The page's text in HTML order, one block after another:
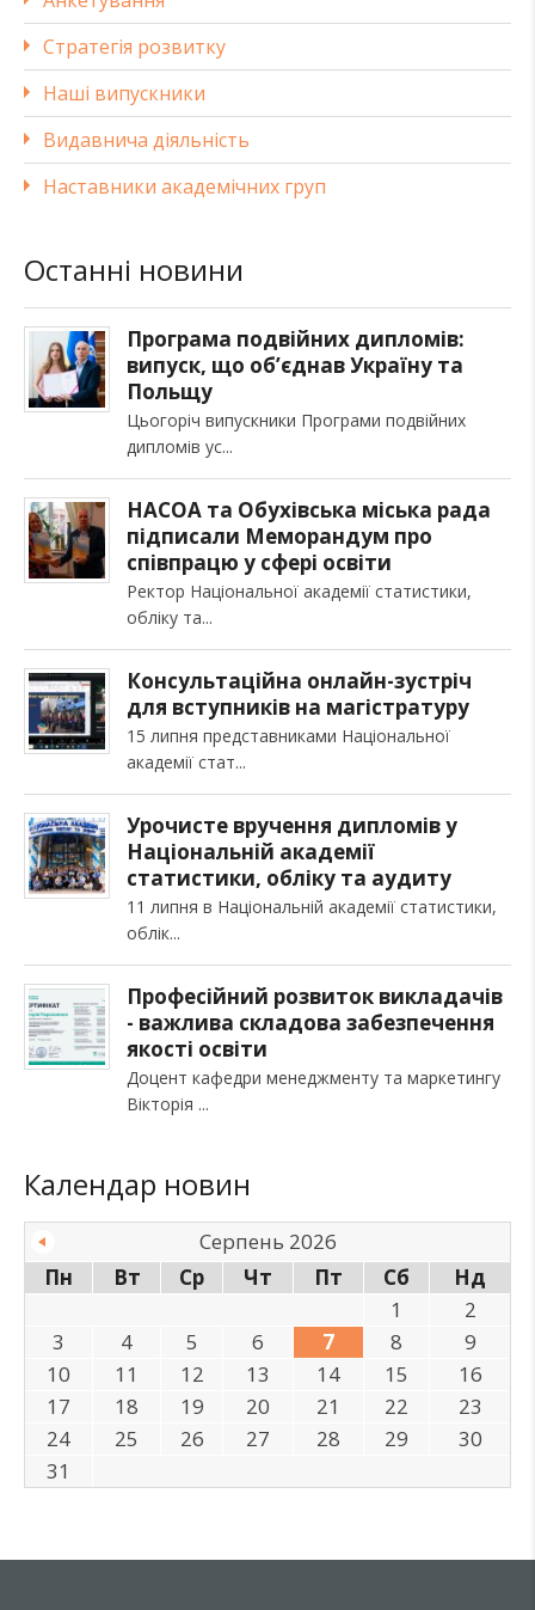
Стратегія розвитку
Наші випускники
Видавнича діяльність
Наставники академічних груп
Останні новини
Програма подвійних дипломів:
випуск, що об’єднав Україну та
Польщу
Цьогоріч випускники Програми подвійних
дипломів ус
НАСОА та Обухівська міська рада
підписали Меморандум про
співпрацю у сфері освіти
Ректор Національної академії статистики,
обліку та
Консультаційна онлайн-зустріч
для вступників на магістратуру
15 липня представниками Національної
академії стат
Урочисте вручення дипломів у
Національній академії
статистики, обліку та аудиту
11 липня в Національній академії статистики,
облік
Професійний розвиток викладачів
- важлива складова забезпечення
якості освіти
Доцент кафедри менеджменту та маркетингу
Вікторія
Календар новин
Серпень 2026
Пн
Вт Ср Чт Пт Сб
Нд
1
2
3
4 5 6 7 8
9
10
11 12 13 14 15
16
17
18 19 20 21 22
23
24
25 26 27 28 29
30
31